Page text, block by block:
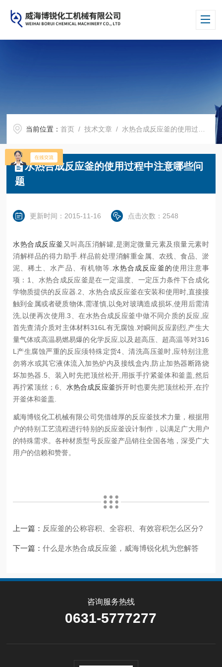
当前位置：首页 /技术文章 / 水热合成反应釜的使用过程中注意哪些问题
水热合成反应釜的使用过程中注意哪些问
题
更新时间：2015-11-16 点击次数：2548
水热合成反应釜 又叫高压消解罐,是测定微量元素及痕量元素时
消解样品的得力助手.样品前处理消解重金属、农残、食品、淤
泥、稀土、水产品、有机物等. 水热合成反应釜的使用注意事
项： 1、水热合成反应釜是在一定温度、一定压力条件下合成化
学物质提供的反应器. 2、水热合成反应釜在安装和使用时,直接接
触到金属或者硬质物体,需谨慎,以免对玻璃造成损坏,使用后需清
洗,以便再次使用.3、在水热合成反应釜中做不同介质的反应,应
首先查清介质对主体材料316L有无腐蚀.对瞬间反应剧烈,产生大
量气体或高温易燃易爆的化学反应,以及超高压、超高温等对316
L产生腐蚀严重的反应须特殊定货4、清洗高压釜时,应特别注意
勿将水或其它液体流入加热炉内及接线盒内,防止加热器断路烧
坏加热器. 5、装入时先把顶丝松开,用扳手拧紧釜体和釜盖,然后
再拧紧顶丝；6、 水热合成反应釜拆开时也要先把顶丝松开,在拧
开釜体和釜盖.
威海博锐化工机械有限公司凭借雄厚的反应釜技术力量，根据用
户的特别工艺流程进行特别的反应釜设计制作，以满足广大用户
的特殊需求。各种材质型号反应釜产品销往全国各地，深受广大
用户的信赖和赞誉。
上一篇： 反应釜的公称容积、全容积、有效容积怎么区分?
下一篇：什么是水热合成反应釜，威海博锐化机为您解答
咨询服务热线
0631-5777277